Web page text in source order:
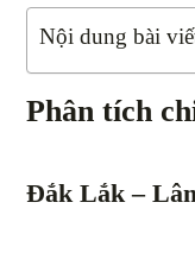
Nội dung bài
Phân tích
Đắk Lắk –